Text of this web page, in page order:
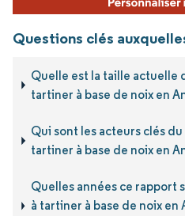
Questions clés
Quelle est la taille actuelle
tartiner à base de noix en
Qui sont les acteurs clés
tartiner à base de noix en
Quelles années ce rapport
à tartiner à base de noix en